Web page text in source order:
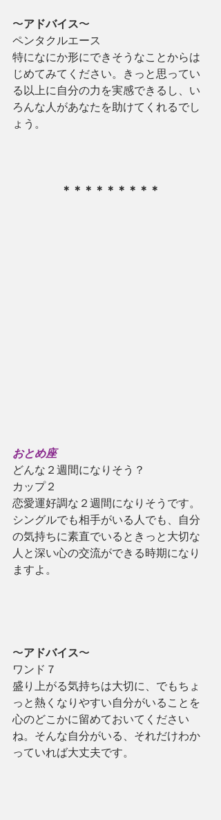
〜アドバイス〜
ペンタクルエース
特になにか形にできそうなことからは
じめてみてください。きっと思ってい
る以上に自分の力を実感できるし、い
ろんな人があなたを助けてくれるでし
ょう。
＊＊＊＊＊＊＊＊＊
おとめ座
どんな２週間になりそう？
カップ２
恋愛運好調な２週間になりそうです。
シングルでも相手がいる人でも、自分
の気持ちに素直でいるときっと大切な
人と深い心の交流ができる時期になり
ますよ。
〜アドバイス〜
ワンド７
盛り上がる気持ちは大切に、でもちょ
っと熱くなりやすい自分がいることを
心のどこかに留めておいてください
ね。そんな自分がいる、それだけわか
っていれば大丈夫です。